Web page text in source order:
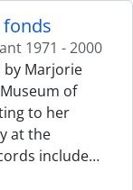
1971 - 2000
by Marjorie
of
to her
at the
include…